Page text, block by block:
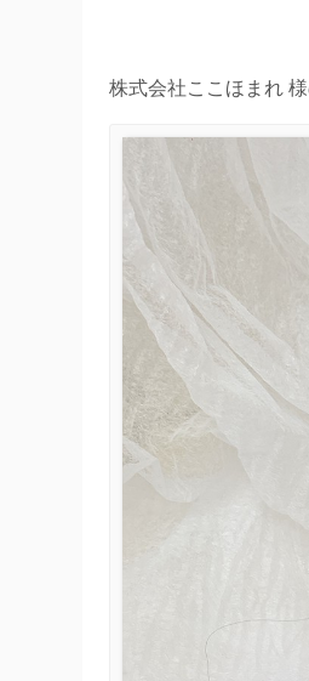
株式会社ここほまれ